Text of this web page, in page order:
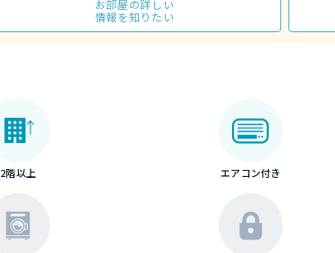
お部屋の詳しい
情報を知りたい
2階以上 エアコン付き